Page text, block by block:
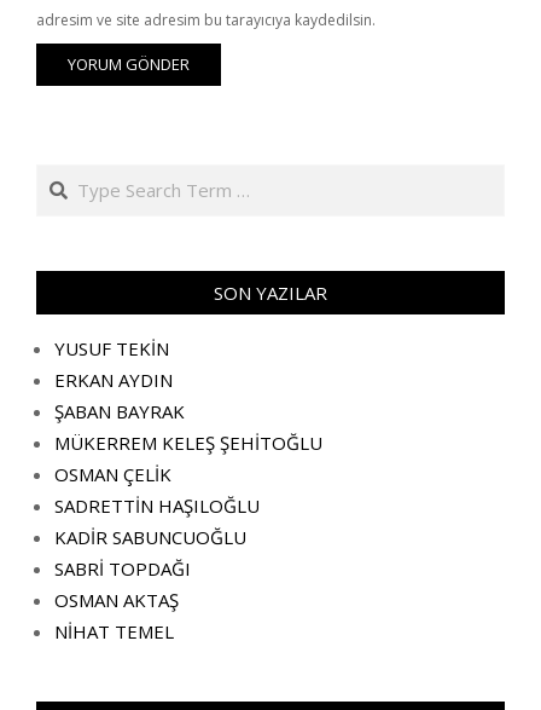
adresim ve site adresim bu tarayıcıya kaydedilsin.
Search
SON YAZILAR
YUSUF TEKİN
ERKAN AYDIN
ŞABAN BAYRAK
MÜKERREM KELEŞ ŞEHİTOĞLU
OSMAN ÇELİK
SADRETTİN HAŞILOĞLU
KADİR SABUNCUOĞLU
SABRİ TOPDAĞI
OSMAN AKTAŞ
NİHAT TEMEL